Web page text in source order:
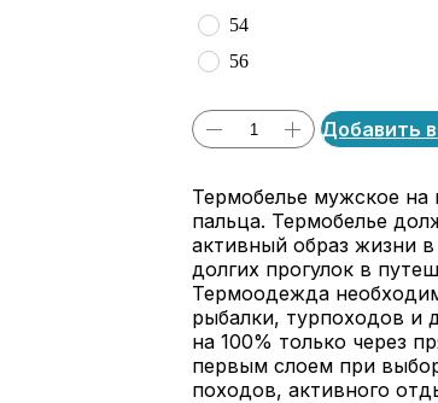
54
56
Добавить
Термобелье мужское
пальца. Термобелье
активный образ жизни
долгих прогулок в
Термоодежда
рыбалки, турпоходов и
на 100% только через
первым слоем при
походов, активного